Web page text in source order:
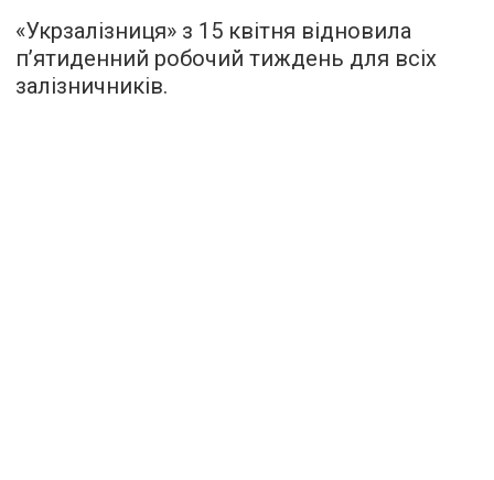
«Укрзалізниця» з 15 квітня відновила
п’ятиденний робочий тиждень для всіх
залізничників.